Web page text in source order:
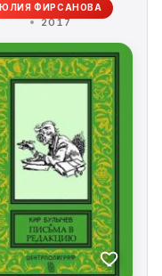
ЮЛИЯ ФИРСАНОВА
2017